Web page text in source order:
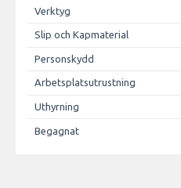
Verktyg
Slip och Kapmaterial
Personskydd
Arbetsplatsutrustning
Uthyrning
Begagnat